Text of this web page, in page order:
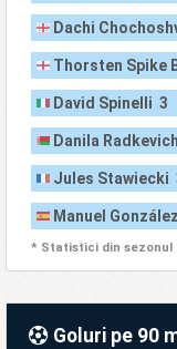
Dachi
Thorsten Spike
David Spinelli 3
Danila
Jules Stawiecki
Manuel
* Statistici din sezonul
Goluri pe 90